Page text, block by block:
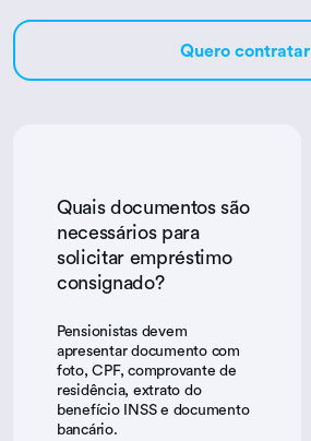
Quero contratar
Quais documentos são
necessários para
solicitar empréstimo
consignado?
Pensionistas devem
apresentar documento com
foto, CPF, comprovante de
residência, extrato do
benefício INSS e documento
bancário.